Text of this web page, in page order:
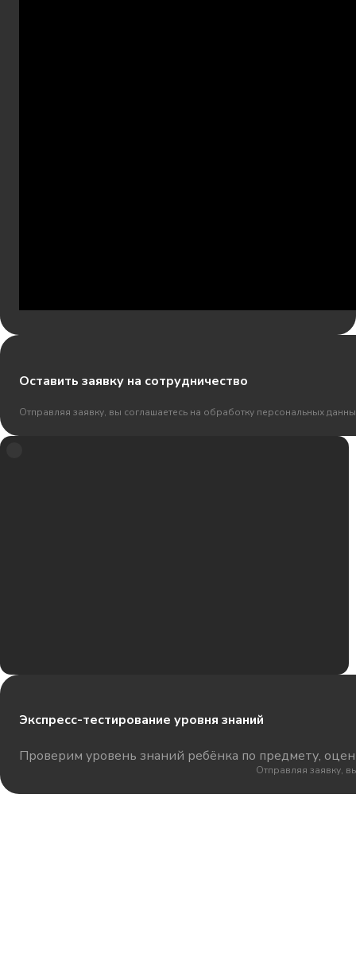
Оставить заявку на сотрудничество
Отправляя заявку, вы соглашаетесь на обработку персональных
Экспресс-тестирование уровня знаний
Проверим уровень знаний ребёнка по предмету,
Отправляя заявку,